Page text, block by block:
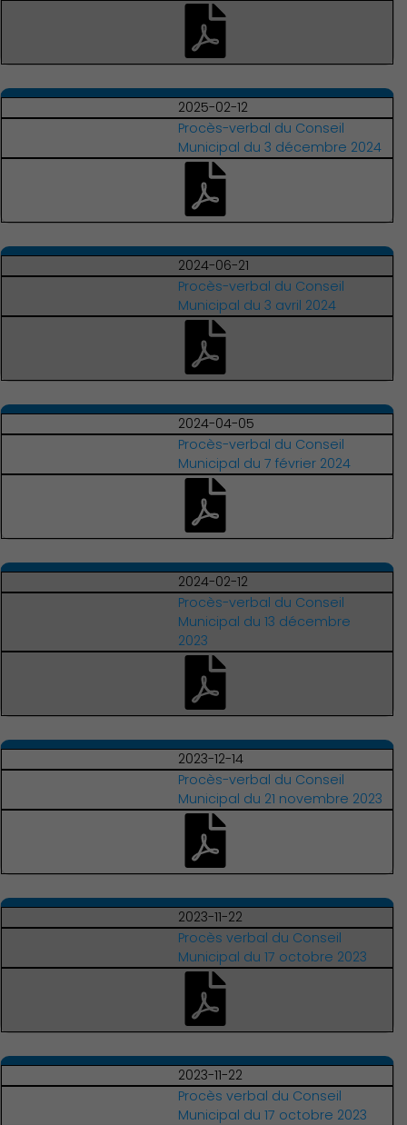
Environnement cadre de
vie
Culture
Économie Commerce
2025-02-12
Procès-verbal du Conseil
Municipal du 3 décembre 2024
2024-06-21
Procès-verbal du Conseil
Municipal du 3 avril 2024
2024-04-05
Procès-verbal du Conseil
Municipal du 7 février 2024
2024-02-12
Procès-verbal du Conseil
Municipal du 13 décembre
2023
2023-12-14
Procès-verbal du Conseil
Municipal du 21 novembre 2023
2023-11-22
Procès verbal du Conseil
Municipal du 17 octobre 2023
2023-11-22
Procès verbal du Conseil
Municipal du 17 octobre 2023